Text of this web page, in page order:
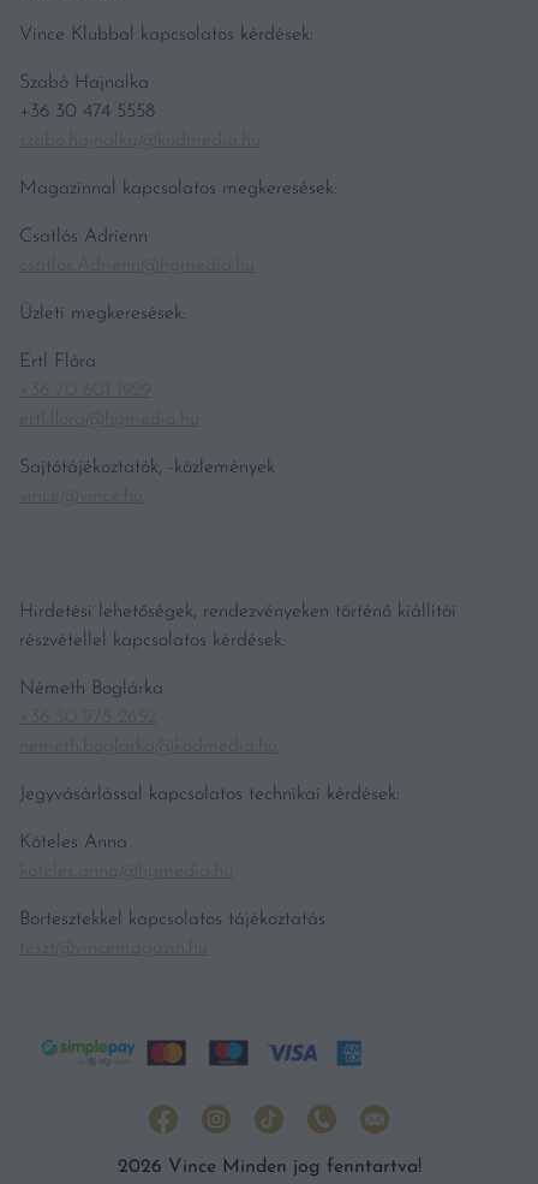
Vince Klubbal kapcsolatos kérdések:
Szabó Hajnalka
+36 30 474 5558
szabo.hajnalka@kodmedia.hu
Magazinnal kapcsolatos megkeresések:
Csatlós Adrienn
csatlos.Adrienn@hgmedia.hu
Üzleti megkeresések:
Ertl Flóra
+36 70 601 1929
ertl.flora@hgmedia.hu
Sajtótájékoztatók, -közlemények
vince@vince.hu
Hirdetési lehetőségek, rendezvényeken történő kiállítói
részvétellel kapcsolatos kérdések:
Németh Boglárka
+36 30 975 2652
nemeth.boglarka@kodmedia.hu
Jegyvásárlással kapcsolatos technikai kérdések:
Köteles Anna
koteles.anna@hgmedia.hu
Bortesztekkel kapcsolatos tájékoztatás
teszt@vincemagazin.hu
2026 Vince Minden jog fenntartva!